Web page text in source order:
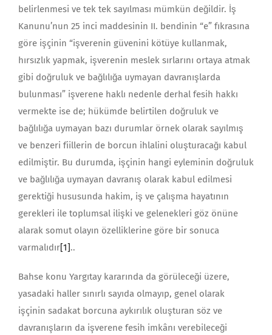
belirlenmesi ve tek tek sayılması mümkün değildir. İş
Kanunu’nun 25 inci maddesinin II. bendinin “e” fıkrasına
göre işçinin “işverenin güvenini kötüye kullanmak,
hırsızlık yapmak, işvere­nin meslek sırlarını ortaya atmak
gibi doğruluk ve bağlılığa uymayan davra­nışlarda
bulunması” işverene haklı nedenle derhal fesih hakkı
vermekte ise de; hükümde belirtilen doğruluk ve
bağlılığa uymayan bazı durumlar örnek olarak sayılmış
ve benzeri fiillerin de borcun ihlalini oluşturacağı kabul
edil­miştir. Bu durumda, işçinin hangi eyleminin doğruluk
ve bağlılığa uymayan davranış olarak kabul edilmesi
gerektiği hususunda hakim, iş ve çalışma ha­yatının
gerekleri ile toplumsal ilişki ve gelenekleri göz önüne
alarak somut olayın özelliklerine göre bir sonuca
varmalıdır[1]..
Bahse konu Yargıtay kararında da görüleceği üzere,
yasadaki haller sınırlı sayıda olmayıp, genel olarak
işçinin sadakat borcuna aykırılık oluşturan söz ve
davranışların da işverene fesih imkânı verebileceği